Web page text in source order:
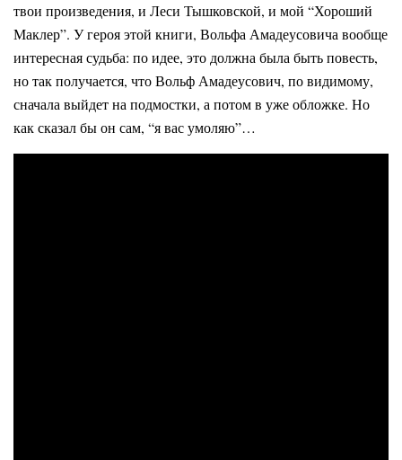
твои произведения, и Леси Тышковской, и мой “Хороший
Маклер”. У героя этой книги, Вольфа Амадеусовича вообще
интересная судьба: по идее, это должна была быть повесть,
но так получается, что Вольф Амадеусович, по видимому,
сначала выйдет на подмостки, а потом в уже обложке. Но
как сказал бы он сам, “я вас умоляю”…